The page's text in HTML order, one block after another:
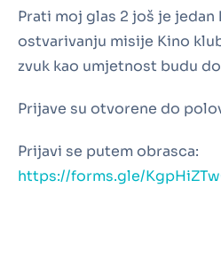
Prati moj glas 2 još je jedan
ostvarivanju misije Kino
zvuk kao umjetnost budu
Prijave su otvorene do
Prijavi se putem obrasca:
https://forms.gle/